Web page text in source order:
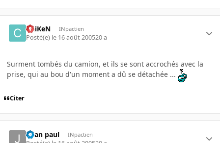
ChiKeN INpactien
Posté(e) le 16 août 200520 a
Surment tombés du camion, et ils se sont accrochés avec la
prise, qui au bou d'un moment a dû se détachée ...
Citer
-jean paul INpactien